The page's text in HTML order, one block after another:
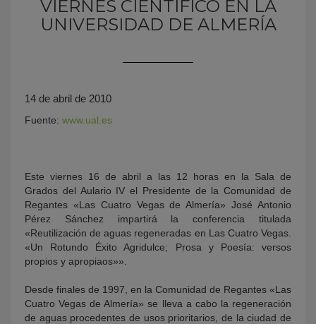
VIERNES CIENTÍFICO EN LA
UNIVERSIDAD DE ALMERÍA
14 de abril de 2010
Fuente: www.ual.es
Este viernes 16 de abril a las 12 horas en la Sala de
Grados del Aulario IV el Presidente de la Comunidad de
Regantes «Las Cuatro Vegas de Almería» José Antonio
Pérez Sánchez impartirá la conferencia titulada
«Reutilización de aguas regeneradas en Las Cuatro Vegas.
«Un Rotundo Éxito Agridulce; Prosa y Poesía: versos
propios y apropiaos»».
Desde finales de 1997, en la Comunidad de Regantes «Las
Cuatro Vegas de Almería» se lleva a cabo la regeneración
de aguas procedentes de usos prioritarios, de la ciudad de